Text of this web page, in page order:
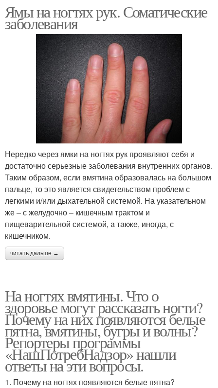
Ямы на ногтях рук. Соматические
заболевания
Нередко через ямки на ногтях рук проявляют себя и
достаточно серьезные заболевания внутренних органов.
Таким образом, если вмятина образовалась на большом
пальце, то это является свидетельством проблем с
легкими и/или дыхательной системой. На указательном
же – с желудочно – кишечным трактом и
пищеварительной системой, а также, иногда, с
кишечником.
читать дальше →
На ногтях вмятины. Что о
здоровье могут рассказать ногти?
Почему на них появляются белые
пятна, вмятины, бугры и волны?
Репортеры программы
«НашПотребНадзор» нашли
ответы на эти вопросы.
1. Почему на ногтях появляются белые пятна?